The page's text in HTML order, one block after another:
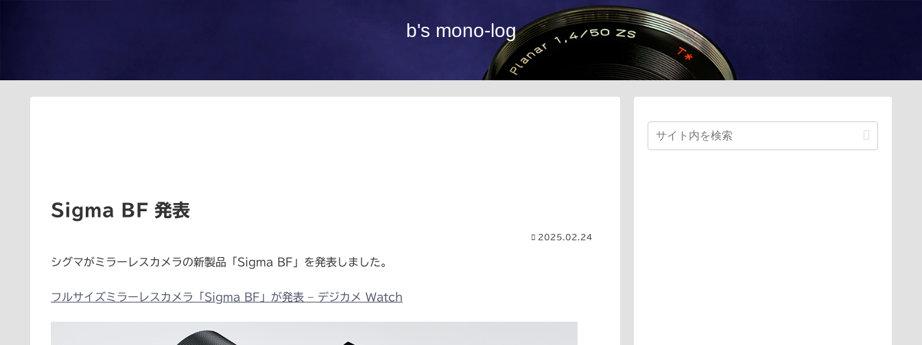
b's mono-log
Sigma BF 発表
2025.02.24
シグマがミラーレスカメラの新製品「Sigma BF」を発表しました。
フルサイズミラーレスカメラ「Sigma BF」が発表 – デジカメ Watch